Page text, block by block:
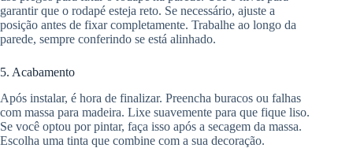
garantir que o rodapé esteja reto. Se necessário, ajuste a
posição antes de fixar completamente. Trabalhe ao longo da
parede, sempre conferindo se está alinhado.
5. Acabamento
Após instalar, é hora de finalizar. Preencha buracos ou falhas
com massa para madeira. Lixe suavemente para que fique liso.
Se você optou por pintar, faça isso após a secagem da massa.
Escolha uma tinta que combine com a sua decoração.